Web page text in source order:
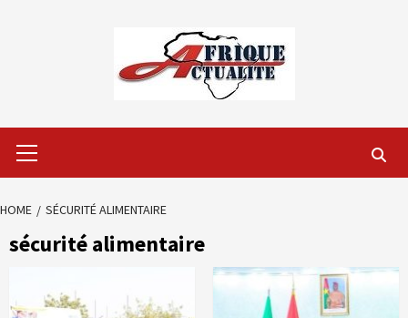
Menu
HOME SÉCURITÉ ALIMENTAIRE
sécurité alimentaire